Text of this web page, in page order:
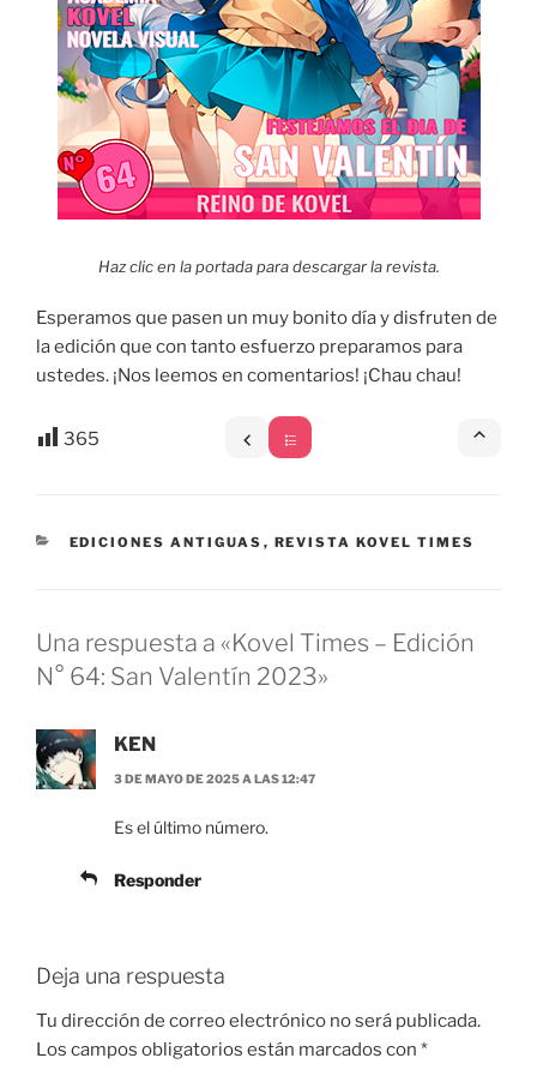
Haz clic en la portada para descargar la revista.
Esperamos que pasen un muy bonito día y disfruten de
la edición que con tanto esfuerzo preparamos para
ustedes. ¡Nos leemos en comentarios! ¡Chau chau!
365
CATEGORÍAS
EDICIONES ANTIGUAS , REVISTA KOVEL TIMES
Una respuesta a «Kovel Times – Edición
N° 64: San Valentín 2023»
KEN
3 DE MAYO DE 2025 A LAS 12:47
Es el último número.
Responder
Deja una respuesta
Tu dirección de correo electrónico no será publicada.
Los campos obligatorios están marcados con *